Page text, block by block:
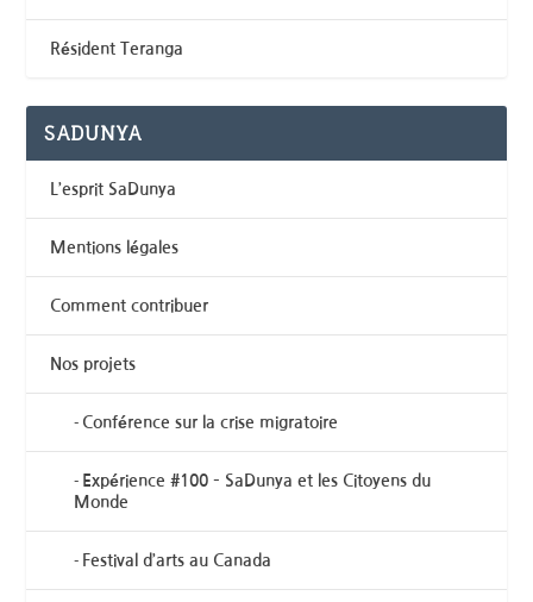
Résident Teranga
SADUNYA
L’esprit SaDunya
Mentions légales
Comment contribuer
Nos projets
Conférence sur la crise migratoire
Expérience #100 – SaDunya et les Citoyens du
Monde
Festival d’arts au Canada